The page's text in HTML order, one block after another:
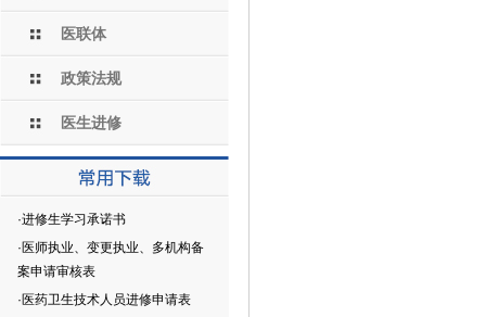
医联体
政策法规
医生进修
·进修生学习承诺书
· 医师执业、变更执业、多机构备
案申请审核表
· 医药卫生技术人员进修申请表